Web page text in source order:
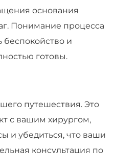
основания
Понимание процесса
и
готовы.
путешествия. Это
с вашим хирургом,
и убедиться, что ваши
консультация по